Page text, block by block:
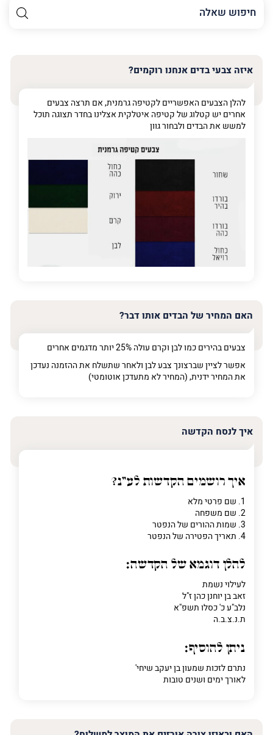
השם
שלך
טלפון (חובה)
פרט על מה מדובר
איזה צבעי בדים אנחנו רוקמים?
להלן הצבעים האפשריים לקטיפה גרמנית, אם תרצה צבעים
אחרים יש קטלוג של קטיפה איטלקית אצלינו בחדר תצוגה תוכל
למשש את הבדים ולבחור גוון
האם המחיר של הבדים אותו דבר?
צבעים בהירים כמו לבן וקרם עולה 25% יותר מדגמים אחרים
אפשר לציין שברצונך צבע לבן ולאחר שתשלח את ההזמנה נעדכן
את המחיר ידנית, (המחיר לא מתעדכן אוטומטי)
איך לנסח הקדשה
איך רושמים הקדשות לע"נ?
1. שם פרטי מלא
2. שם משפחה
3. שמות ההורים של הנפטר
4. תאריך הפטירה של הנפטר
להלן דוגמא של הקדשה:
לעילוי נשמת
זאב בן יוחנן כהן ז"ל
נלב"ע כ' כסלו תשפ"א
ת.נ.צ.ב.ה
ניתן להוסיף:
נתרם לזכות שמעון בן יעקב שיחי'
לאורך ימים ושנים טובות